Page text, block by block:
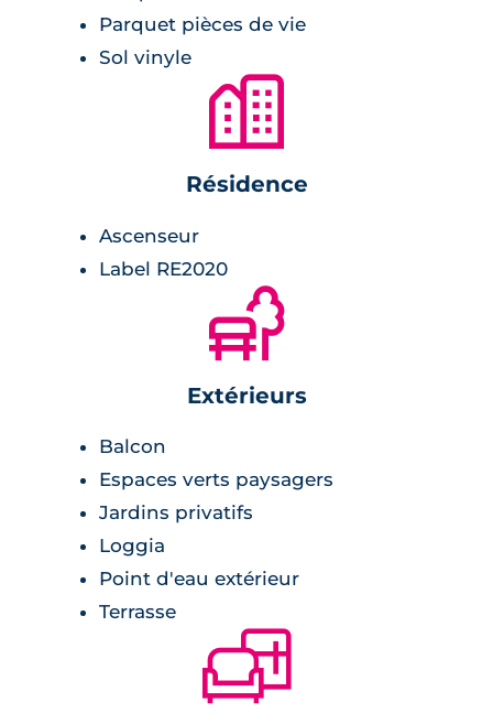
Pleurtuit, commune d’environ 7 000 habitants
(2022) au sein de la Communauté de
Communes de la Côte d’Émeraude, offre un
territoire entre terre et mer, proche de La
Rance et des stations balnéaires. À une
minutes en vélo se trouvent des espaces verts
et un parc urbain propices aux promenades et
aux activités en famille. Les équipements
culturels et de services — médiathèque,
cinéma associatif Ciné Arvor, salle de
spectacles, structures sportives, crèche et
accessibles depuis le programme.
Parquet pièces de vie
Sol vinyle
🏙
Résidence
Ascenseur
Label RE2020
🌲
Extérieurs
Balcon
Espaces verts paysagers
Jardins privatifs
Loggia
Point d'eau extérieur
Terrasse
🛋